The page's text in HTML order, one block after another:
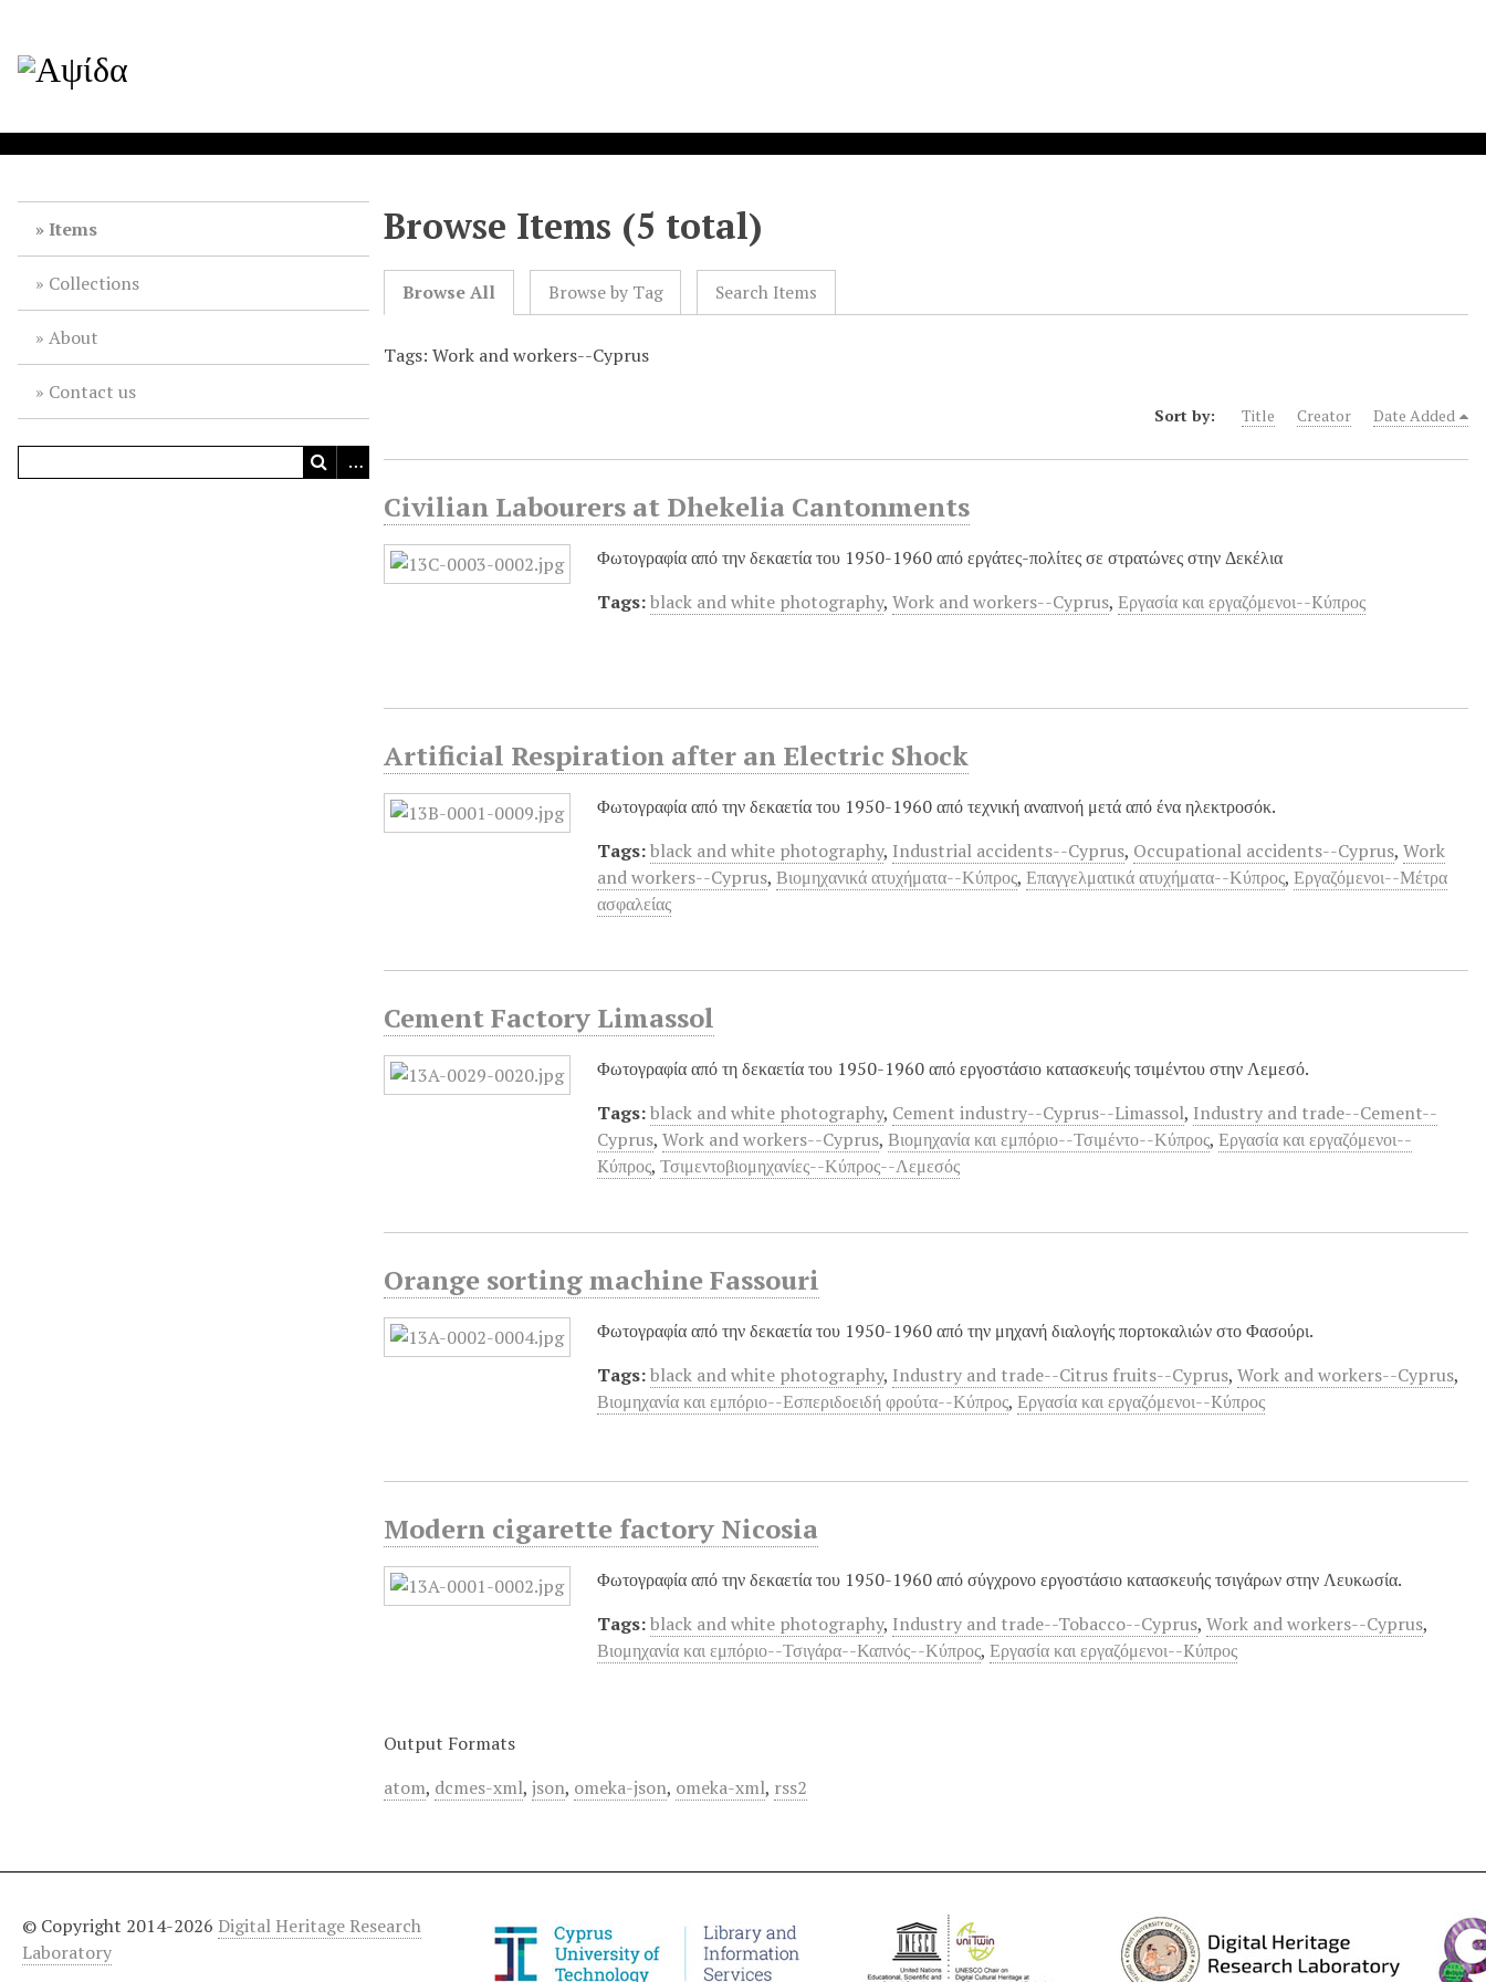
Items
Collections
About
Contact us
Browse Items (5 total)
Browse All Browse by Tag Search Items
Tags: Work and workers--Cyprus
Sort by: Title Creator Date Added
Civilian Labourers at Dhekelia Cantonments
Φωτογραφία από την δεκαετία του 1950-1960 από εργάτες-πολίτες σε στρατώνες στην Δεκέλια
Tags: black and white photography,Work and workers--Cyprus,Εργασία και εργαζόμενοι--Kύπρος
Artificial Respiration after an Electric Shock
Φωτογραφία από την δεκαετία του 1950-1960 από τεχνική αναπνοή μετά από ένα ηλεκτροσόκ.
Tags: black and white photography, Industrial accidents--Cyprus, Occupational accidents--Cyprus,Work
and workers--Cyprus,Βιομηχανικά ατυχήματα--Κύπρος,Επαγγελματικά ατυχήματα--Κύπρος,Εργαζόμενοι--Μέτρα
ασφαλείας
Cement Factory Limassol
Φωτογραφία από τη δεκαετία του 1950-1960 από εργοστάσιο κατασκευής τσιμέντου στην Λεμεσό.
Tags: black and white photography, Cement industry--Cyprus--Limassol, Industry and trade--Cement--
Cyprus,Work and workers--Cyprus,Βιομηχανία και εμπόριο--Τσιμέντο--Κύπρος,Εργασία και εργαζόμενοι--
Kύπρος,Τσιμεντοβιομηχανίες--Κύπρος--Λεμεσός
Orange sorting machine Fassouri
Φωτογραφία από την δεκαετία του 1950-1960 από την μηχανή διαλογής πορτοκαλιών στο Φασούρι.
Tags: black and white photography, Industry and trade--Citrus fruits--Cyprus,Work and workers--Cyprus,
Βιομηχανία και εμπόριο--Εσπεριδοειδή φρούτα--Κύπρος,Εργασία και εργαζόμενοι--Kύπρος
Modern cigarette factory Nicosia
Φωτογραφία από την δεκαετία του 1950-1960 από σύγχρονο εργοστάσιο κατασκευής τσιγάρων στην Λευκωσία.
Tags: black and white photography, Industry and trade--Tobacco--Cyprus,Work and workers--Cyprus,
Βιομηχανία και εμπόριο--Τσιγάρα--Καπνός--Κύπρος,Εργασία και εργαζόμενοι--Kύπρος
Output Formats
atom, dcmes-xml,json, omeka-json, omeka-xml, rss2
© Copyright 2014-2026 Digital Heritage Research
Laboratory